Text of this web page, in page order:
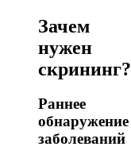
Зачем
нужен
скрининг?
Раннее
обнаружение
заболеваний